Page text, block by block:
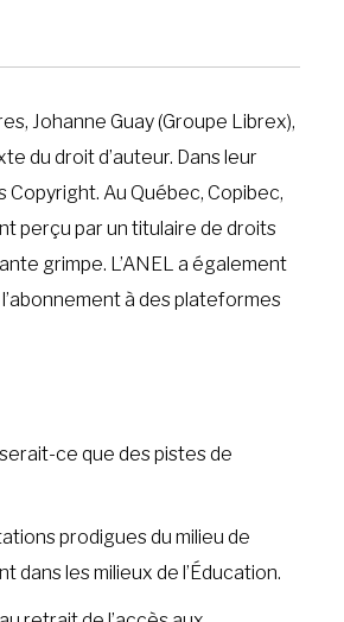
Johanne Guay (Groupe Librex),
du droit d’auteur. Dans leur
Au Québec, Copibec,
perçu par un titulaire de droits
grimpe. L’ANEL a également
à des plateformes
ce que des pistes de
prodigues du milieu de
les milieux de l’Éducation.